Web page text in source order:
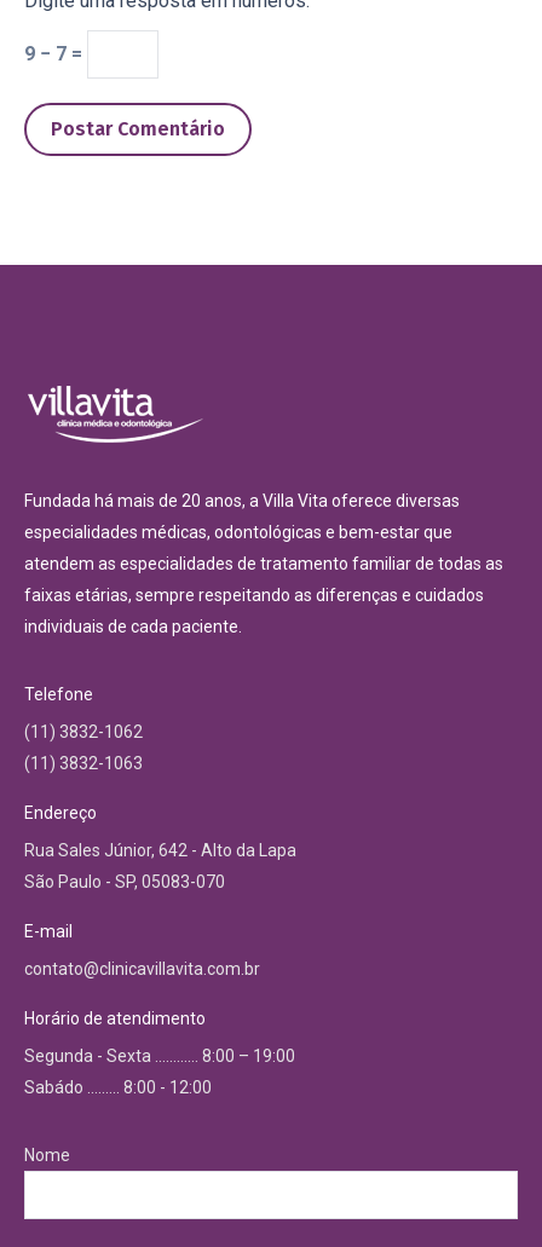
9 − 7 =
Postar Comentário
Fundada há mais de 20 anos, a Villa Vita oferece diversas
especialidades médicas, odontológicas e bem-estar que
atendem as especialidades de tratamento familiar de todas as
faixas etárias, sempre respeitando as diferenças e cuidados
individuais de cada paciente.
Telefone
(11) 3832-1062
(11) 3832-1063
Endereço
Rua Sales Júnior, 642 - Alto da Lapa
São Paulo - SP, 05083-070
E-mail
contato@clinicavillavita.com.br
Horário de atendimento
Segunda - Sexta ………… 8:00 – 19:00
Sabádo ……… 8:00 - 12:00
Nome